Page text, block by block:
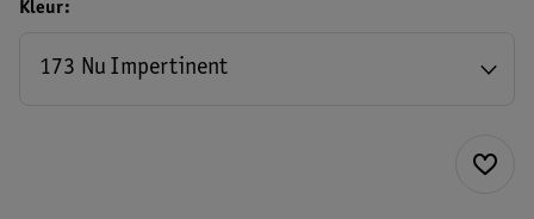
Kleur
173 Nu Impertinent